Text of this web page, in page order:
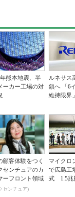
熊本地震、半
ーカー工場の対
ルネサス
鎖へ 「6
維持限界
顧客体験をつく
センチュアのカ
ーフロント領域
センチュア)
マイクロ
で広島工
式 1.5兆